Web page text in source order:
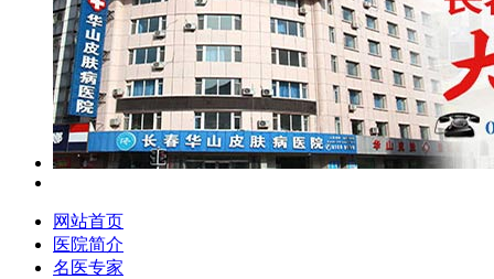
网站首页
医院简介
名医专家